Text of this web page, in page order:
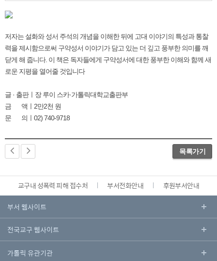
저자는 설화와 성서 주석의 개념을 이해한 뒤에 고대 이야기의 특성과 통찰
력을 제시함으로써 구약성서 이야기가 담고 있는 더 깊고 풍부한 의미를 깨
닫게 해 줍니다. 이 책은 독자들에게 구약성서에 대한 풍부한 이해와 함께 새
로운 지평을 열어줄 것입니다
글 · 출판ㅣ장 루이 스카·가톨릭대학교출판부
금 액ㅣ2만2천 원
문 의ㅣ02) 740-9718
목록가기
교구내 성폭력 피해 접수처 부서전화안내 후원부서안내